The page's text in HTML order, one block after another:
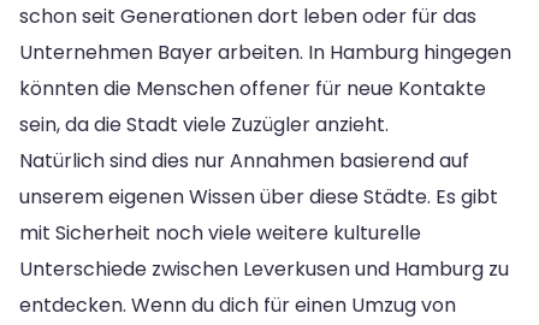
schon seit Generationen dort leben oder für das
Unternehmen Bayer arbeiten. In Hamburg hingegen
könnten die Menschen offener für neue Kontakte
sein, da die Stadt viele Zuzügler anzieht.
Natürlich sind dies nur Annahmen basierend auf
unserem eigenen Wissen über diese Städte. Es gibt
mit Sicherheit noch viele weitere kulturelle
Unterschiede zwischen Leverkusen und Hamburg zu
entdecken. Wenn du dich für einen Umzug von